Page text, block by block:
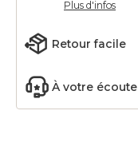
Plus d'infos
Retour facile
À votre écoute